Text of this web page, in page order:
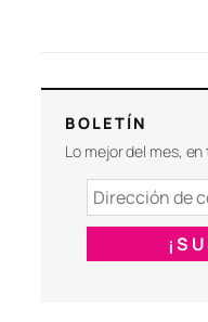
BOLETÍN
Lo mejor del mes,